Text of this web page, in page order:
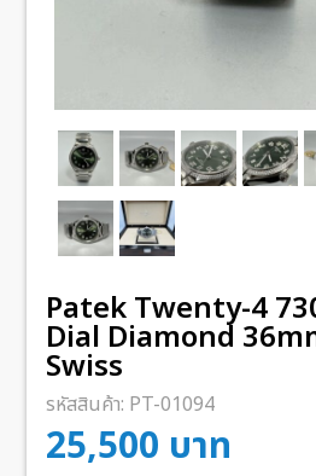
Patek Twenty-4
Dial Diamond
Swiss
รหัสสินค้า: PT-01094
25,500 บาท